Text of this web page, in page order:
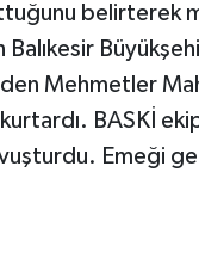
belirterek
Mehmetler
BASKİ
Emeği